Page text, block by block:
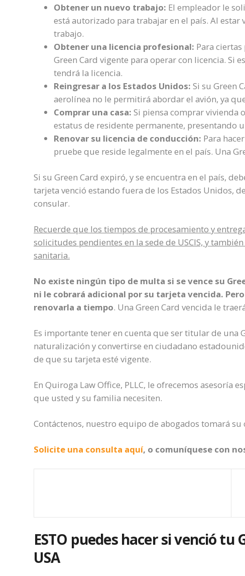
Obtener un nuevo trabajo: El empleador le
está autorizado para trabajar en el país. Al
trabajo.
Obtener una licencia profesional: Para
Green Card vigente para operar con licencia. Si
tendrá la licencia.
Reingresar a los Estados Unidos: Si su Green
aerolínea no le permitirá abordar el avión, ya
Comprar una casa: Si piensa comprar vivienda
estatus de residente permanente, presentando
Renovar su licencia de conducción: Para
pruebe que reside legalmente en el país. Una
Si su Green Card expiró, y se encuentra en el país,
tarjeta venció estando fuera de los Estados Unidos,
consular.
Recuerde que los tiempos de procesamiento y
solicitudes pendientes en la sede de USCIS, y
sanitaria.
No existe ningún tipo de multa si se vence su
ni le cobrará adicional por su tarjeta vencida.
renovarla a tiempo. Una Green Card vencida le
Es importante tener en cuenta que ser titular de una
naturalización y convertirse en ciudadano
de que su tarjeta esté vigente.
En Quiroga Law Office, PLLC, le ofrecemos asesoría
que usted y su familia necesiten.
Contáctenos, nuestro equipo de abogados tomará
Solicite una consulta aquí, o comuníquese con
ESTO puedes hacer si venció tu
USA